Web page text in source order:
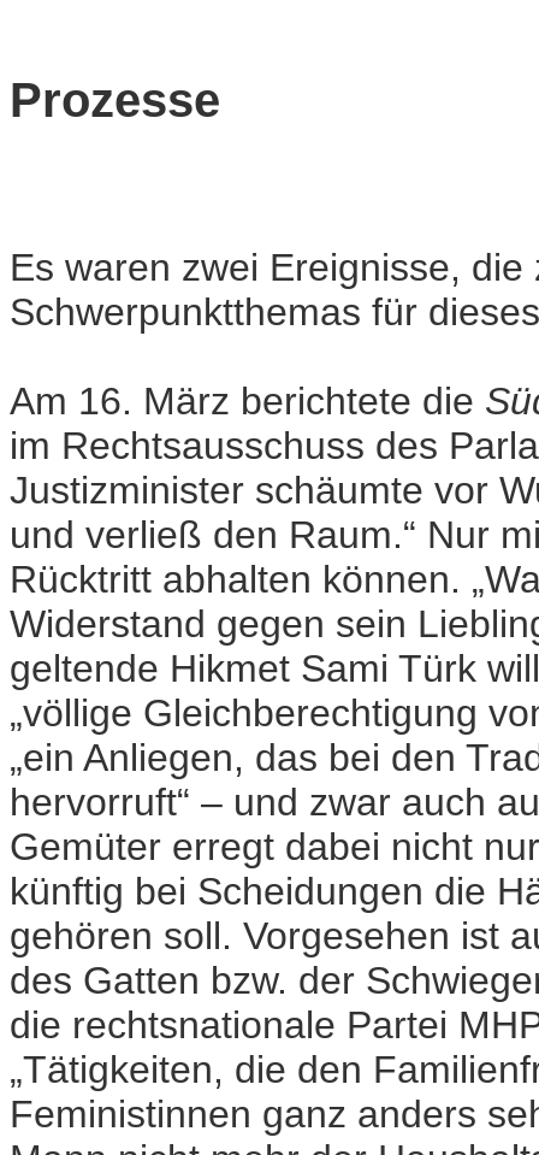
Prozesse
Es waren zwei Ereignisse,
Schwerpunktthemas für
Am 16. März berichtete die
im Rechtsausschuss des
Justizminister schäumte vor
und verließ den Raum.“ Nur
Rücktritt abhalten können.
Widerstand gegen sein
geltende Hikmet Sami Türk
„völlige Gleichberechtigung
„ein Anliegen, das bei den
hervorruft“ – und zwar auch
Gemüter erregt dabei nicht
künftig bei Scheidungen die
gehören soll. Vorgesehen ist
des Gatten bzw. der
die rechtsnationale Partei
„Tätigkeiten, die den
Feministinnen ganz anders